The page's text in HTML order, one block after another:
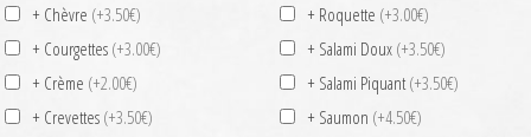
+ Chèvre (+3.50€)
+ Courgettes (+3.00€)
+ Crème (+2.00€)
+ Crevettes (+3.50€)
+ Roquette (+3.00€)
+ Salami Doux (+3.50€)
+ Salami Piquant (+3.50€)
+ Saumon (+4.50€)